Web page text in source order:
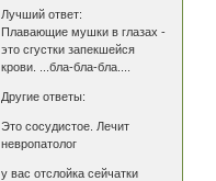
Лучший ответ:
Плавающие мушки в глазах -
это сгустки запекшейся
крови. ...бла-бла-бла....
Другие ответы:
Это сосудистое. Лечит
невропатолог
у вас отслойка сейчатки